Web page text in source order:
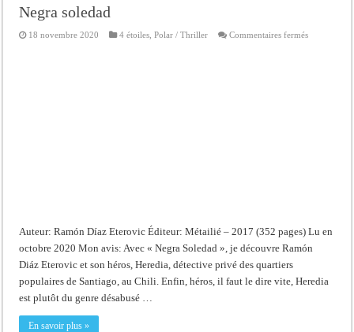
Negra soledad
18 novembre 2020 4 étoiles ,Polar / Thriller Commentaires ferméssur
Auteur: Ramón Díaz Eterovic Éditeur: Métailié – 2017 (352 pages) Lu en
octobre 2020 Mon avis: Avec « Negra Soledad », je découvre Ramón
Diáz Eterovic et son héros, Heredia, détective privé des quartiers
populaires de Santiago, au Chili. Enfin, héros, il faut le dire vite, Heredia
est plutôt du genre désabusé …
En savoir plus »